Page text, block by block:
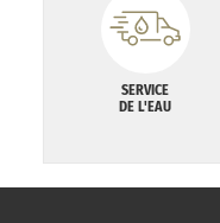
SERVICE
DE L'EAU